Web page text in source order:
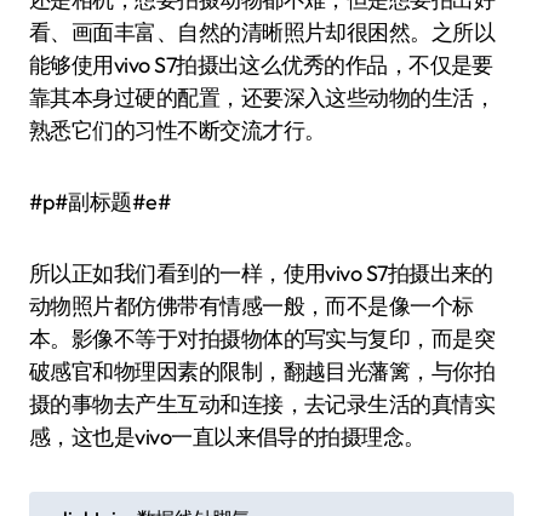
看、画面丰富、自然的清晰照片却很困然。之所以
能够使用vivo S7拍摄出这么优秀的作品，不仅是要
靠其本身过硬的配置，还要深入这些动物的生活，
熟悉它们的习性不断交流才行。
#p#副标题#e#
所以正如我们看到的一样，使用vivo S7拍摄出来的
动物照片都仿佛带有情感一般，而不是像一个标
本。影像不等于对拍摄物体的写实与复印，而是突
破感官和物理因素的限制，翻越目光藩篱，与你拍
摄的事物去产生互动和连接，去记录生活的真情实
感，这也是vivo一直以来倡导的拍摄理念。